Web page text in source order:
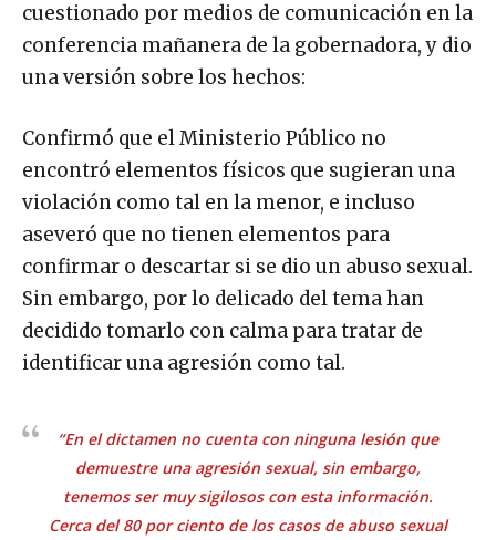
cuestionado por medios de comunicación en la
conferencia mañanera de la gobernadora, y dio
una versión sobre los hechos:
Confirmó que el Ministerio Público no
encontró elementos físicos que sugieran una
violación como tal en la menor, e incluso
aseveró que no tienen elementos para
confirmar o descartar si se dio un abuso sexual.
Sin embargo, por lo delicado del tema han
decidido tomarlo con calma para tratar de
identificar una agresión como tal.
“En el dictamen no cuenta con ninguna lesión que
demuestre una agresión sexual, sin embargo,
tenemos ser muy sigilosos con esta información.
Cerca del 80 por ciento de los casos de abuso sexual